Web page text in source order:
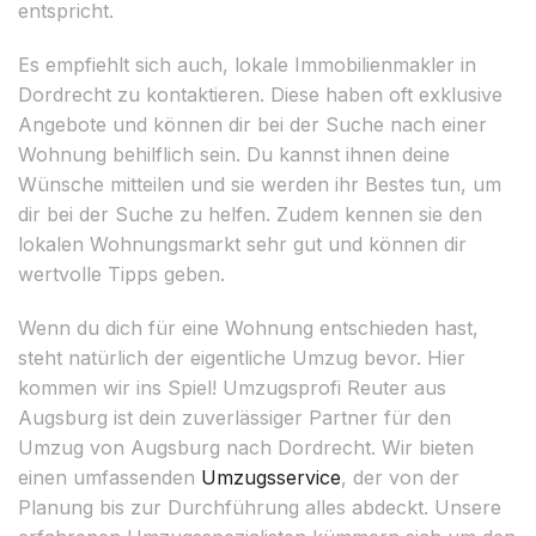
entspricht.
Es empfiehlt sich auch, lokale Immobilienmakler in
Dordrecht zu kontaktieren. Diese haben oft exklusive
Angebote und können dir bei der Suche nach einer
Wohnung behilflich sein. Du kannst ihnen deine
Wünsche mitteilen und sie werden ihr Bestes tun, um
dir bei der Suche zu helfen. Zudem kennen sie den
lokalen Wohnungsmarkt sehr gut und können dir
wertvolle Tipps geben.
Wenn du dich für eine Wohnung entschieden hast,
steht natürlich der eigentliche Umzug bevor. Hier
kommen wir ins Spiel! Umzugsprofi Reuter aus
Augsburg ist dein zuverlässiger Partner für den
Umzug von Augsburg nach Dordrecht. Wir bieten
einen umfassenden Umzugsservice, der von der
Planung bis zur Durchführung alles abdeckt. Unsere